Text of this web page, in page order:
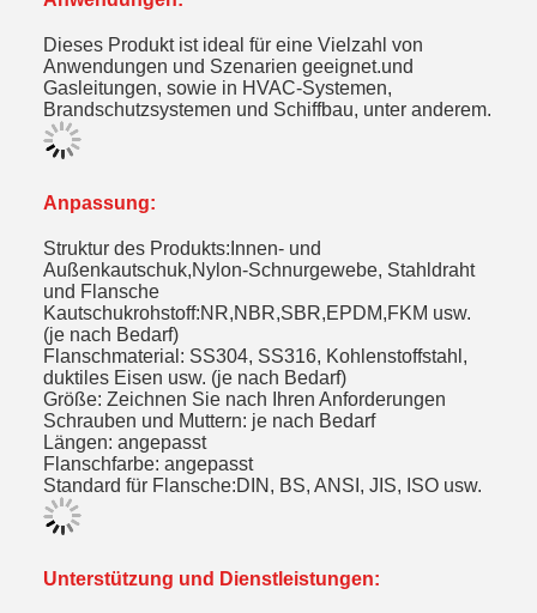
Dieses Produkt ist ideal für eine Vielzahl von
Anwendungen und Szenarien geeignet.und
Gasleitungen, sowie in HVAC-Systemen,
Brandschutzsystemen und Schiffbau, unter anderem.
Anpassung:
Struktur des Produkts:Innen- und
Außenkautschuk,Nylon-Schnurgewebe, Stahldraht
und Flansche
Kautschukrohstoff:NR,NBR,SBR,EPDM,FKM usw.
(je nach Bedarf)
Flanschmaterial: SS304, SS316, Kohlenstoffstahl,
duktiles Eisen usw. (je nach Bedarf)
Größe: Zeichnen Sie nach Ihren Anforderungen
Schrauben und Muttern: je nach Bedarf
Längen: angepasst
Flanschfarbe: angepasst
Standard für Flansche:DIN, BS, ANSI, JIS, ISO usw.
Unterstützung und Dienstleistungen: